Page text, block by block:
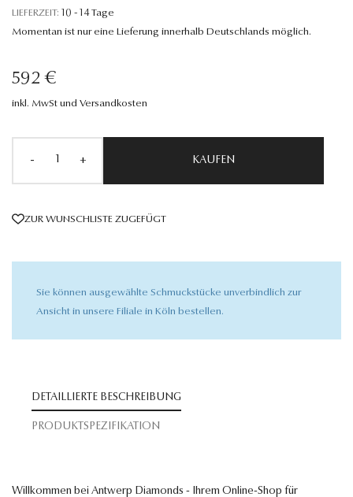
LIEFERZEIT: 10 - 14 Tage
Momentan ist nur eine Lieferung innerhalb Deutschlands möglich.
592 €
inkl. MwSt und Versandkosten
- + KAUFEN
ZUR WUNSCHLISTE ZUGEFÜGT
Sie können ausgewählte Schmuckstücke unverbindlich zur
Ansicht in unsere Filiale in Köln bestellen.
DETAILLIERTE BESCHREIBUNG
PRODUKTSPEZIFIKATION
Willkommen bei Antwerp Diamonds - Ihrem Online-Shop für